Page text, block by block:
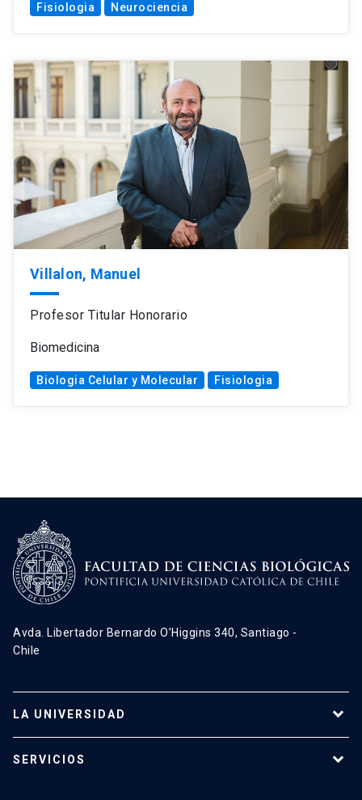
Fisiologia
Neurociencia
Villalon, Manuel
Profesor Titular Honorario
Biomedicina
Biologia Celular y Molecular Fisiologia
Avda. Libertador Bernardo O’Higgins 340, Santiago -
Chile
LA UNIVERSIDAD
SERVICIOS